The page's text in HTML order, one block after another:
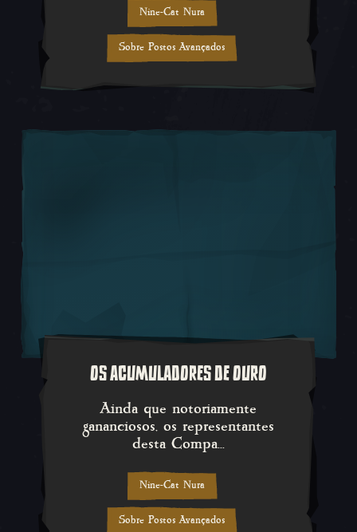
Nine-Cat Nura
Sobre Postos Avançados
OS ACUMULADORES DE OURO
Ainda que notoriamente
gananciosos, os representantes
desta Compa...
Ainda que notoriamente
Nine-Cat Nura
Sobre Postos Avançados